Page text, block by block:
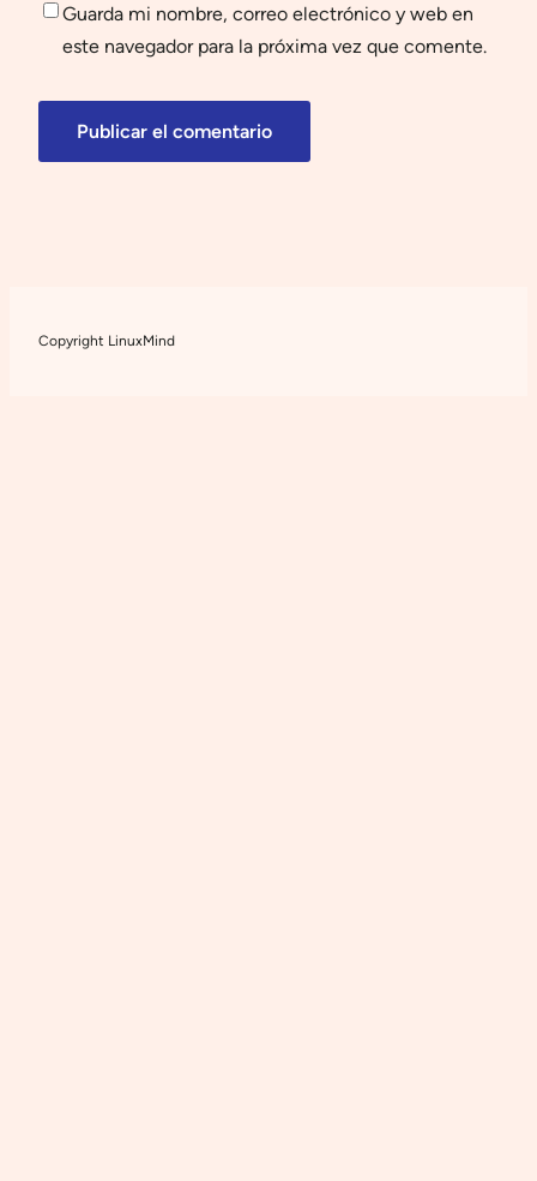
Guarda mi nombre, correo electrónico y web en
este navegador para la próxima vez que comente.
Copyright LinuxMind